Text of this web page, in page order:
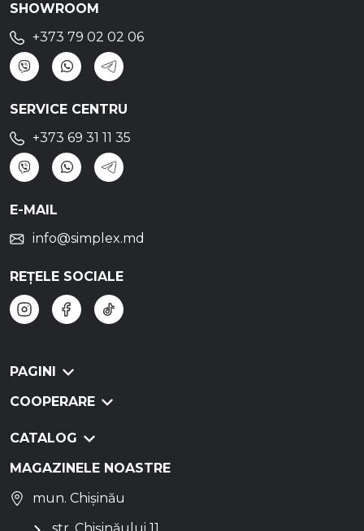
SHOWROOM
+373 79 02 02 06
SERVICE CENTRU
+373 69 31 11 35
E-MAIL
info@simplex.md
REȚELE SOCIALE
PAGINI
COOPERARE
CATALOG
MAGAZINELE NOASTRE
mun. Chișinău